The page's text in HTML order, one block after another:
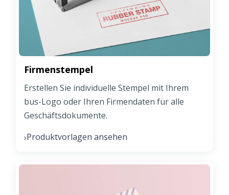
Firmenstempel
Erstellen Sie individuelle Stempel mit Ihrem
bus-Logo oder Ihren Firmendaten für alle
Geschäftsdokumente.
›Produktvorlagen ansehen